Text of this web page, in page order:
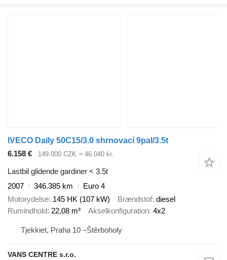
IVECO Daily 50C15/3.0 shrnovací 9pal/3.5t
6.158 €
149.000 CZK ≈ 46.040 kr.
Lastbil glidende gardiner < 3.5t
2007
346.385 km
Euro 4
Motorydelse 145 HK (107 kW) Brændstof diesel
Rumindhold 22,08 m³ Akselkonfiguration 4x2
Tjekkiet, Praha 10 –Štěrboholy
VANS CENTRE s.r.o.